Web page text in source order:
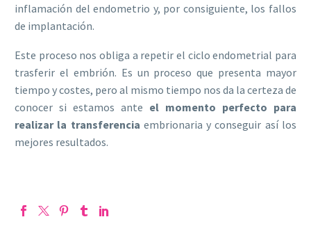
inflamación del endometrio y, por consiguiente, los fallos
de implantación.
Este proceso nos obliga a repetir el ciclo endometrial para
trasferir el embrión. Es un proceso que presenta mayor
tiempo y costes, pero al mismo tiempo nos da la certeza de
conocer si estamos ante el momento perfecto para
realizar la transferencia embrionaria y conseguir así los
mejores resultados.